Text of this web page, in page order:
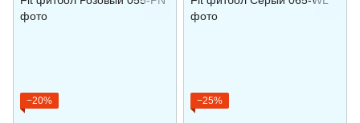
−20% −25%